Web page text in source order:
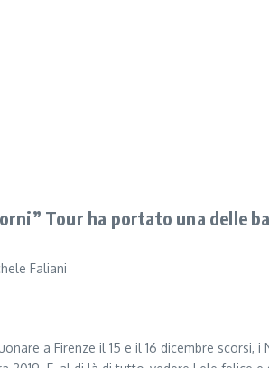
Tour ha portato una delle
Faliani
a Firenze il 15 e il 16 dicembre